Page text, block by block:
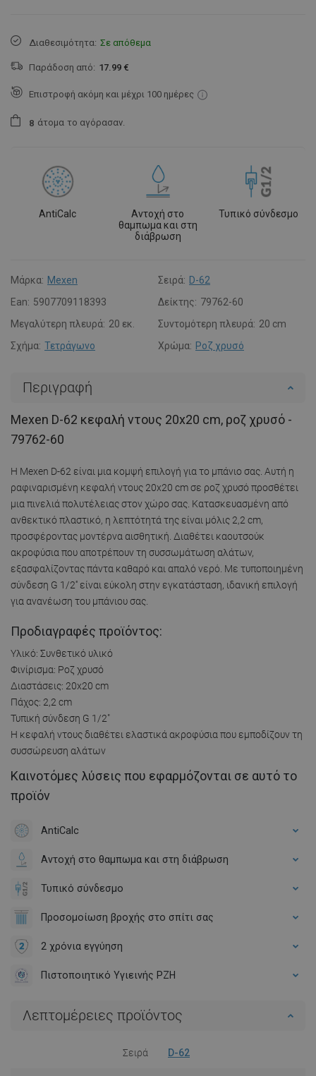
Διαθεσιμότητα: Σε απόθεμα
Παράδοση από: 17.99 €
Επιστροφή ακόμη και μέχρι 100 ημέρες
8 άτομα το αγόρασαν.
AntiCalc
Αντοχή στο
θαμπωμα και στη
διάβρωση
Τυπικό σύνδεσμο
Μάρκα: Mexen Σειρά: D-62
Ean: 5907709118393 Δείκτης: 79762-60
Μεγαλύτερη πλευρά: 20 εκ. Συντομότερη πλευρά: 20 cm
Σχήμα: Τετράγωνο Χρώμα: Ροζ χρυσό
Περιγραφή
Mexen D-62 κεφαλή ντους 20x20 cm, ροζ χρυσό -
79762-60
Η Mexen D-62 είναι μια κομψή επιλογή για το μπάνιο σας. Αυτή η
ραφιναρισμένη κεφαλή ντους 20x20 cm σε ροζ χρυσό προσθέτει
μια πινελιά πολυτέλειας στον χώρο σας. Κατασκευασμένη από
ανθεκτικό πλαστικό, η λεπτότητά της είναι μόλις 2,2 cm,
προσφέροντας μοντέρνα αισθητική. Διαθέτει καουτσούκ
ακροφύσια που αποτρέπουν τη συσσωμάτωση αλάτων,
εξασφαλίζοντας πάντα καθαρό και απαλό νερό. Με τυποποιημένη
σύνδεση G 1/2'' είναι εύκολη στην εγκατάσταση, ιδανική επιλογή
για ανανέωση του μπάνιου σας.
Προδιαγραφές προϊόντος:
Υλικό: Συνθετικό υλικό
Φινίρισμα: Ροζ χρυσό
Διαστάσεις: 20x20 cm
Πάχος: 2,2 cm
Τυπική σύνδεση G 1/2"
Η κεφαλή ντους διαθέτει ελαστικά ακροφύσια που εμποδίζουν τη
συσσώρευση αλάτων
Καινοτόμες λύσεις που εφαρμόζονται σε αυτό το
προϊόν
AntiCalc
Αντοχή στο θαμπωμα και στη διάβρωση
Τυπικό σύνδεσμο
Προσομοίωση βροχής στο σπίτι σας
2 χρόνια εγγύηση
Πιστοποιητικό Υγιεινής PZH
Λεπτομέρειες προϊόντος
Σειρά D-62